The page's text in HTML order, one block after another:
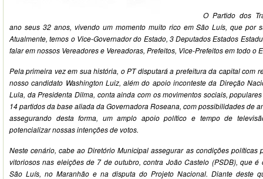
O Partido dos
ano seus 32 anos, vivendo um momento muito rico em São Luís, que por
Atualmente, temos o Vice-Governador do Estado, 3 Deputados Estados
falar em nossos Vereadores e Vereadoras, Prefeitos, Vice-Prefeitos em todo o
Pela primeira vez em sua história, o PT disputará a prefeitura da capital com
nosso candidato Washington Luiz, além do apoio inconteste da Direção
Lula, da Presidenta Dilma, conta ainda com os movimentos sociais,
14 partidos da base aliada da Governadora Roseana, com possibilidades de
assegurando desta forma, um amplo apoio político e tempo de
potencializar nossas intenções de votos.
Neste cenário, cabe ao Diretório Municipal assegurar as condições políticas
vitoriosos nas eleições de 7 de outubro, contra João Castelo (PSDB), que
São Luís, no Maranhão e na disputa do Projeto Nacional. Diante deste